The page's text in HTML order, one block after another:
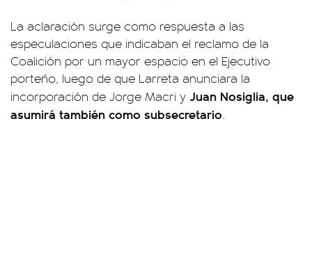
La aclaración surge como respuesta a las
especulaciones que indicaban el reclamo de la
Coalición por un mayor espacio en el Ejecutivo
porteño, luego de que Larreta anunciara la
incorporación de Jorge Macri y Juan Nosiglia, que
asumirá también como subsecretario.